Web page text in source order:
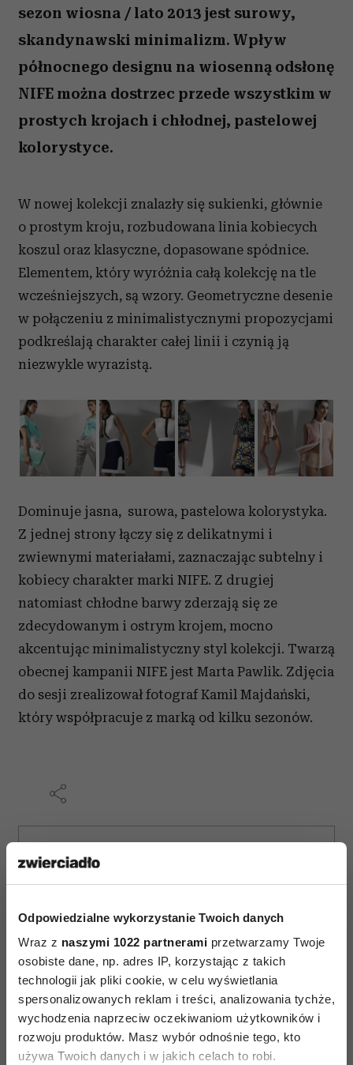
Odpowiedzialne wykorzystanie Twoich danych
Wraz z naszymi 1022 partnerami przetwarzamy Twoje
osobiste dane, np. adres IP, korzystając z takich
technologii jak pliki cookie, w celu wyświetlania
spersonalizowanych reklam i treści, analizowania tychże,
wychodzenia naprzeciw oczekiwaniom użytkowników i
rozwoju produktów. Masz wybór odnośnie tego, kto
używa Twoich danych i w jakich celach to robi.
sezon wiosna / lato 2013 jest surowy,
skandynawski minimalizm. Wpływ
północnego designu na wiosenną odsłonę
NIFE można dostrzec przede wszystkim w
prostych krojach i chłodnej, pastelowej
kolorystyce.
W nowej kolekcji znalazły się sukienki, głównie
o prostym kroju, rozbudowana linia kobiecych
koszul oraz klasyczne, dopasowane spódnice.
Elementem, który wyróżnia całą kolekcję na tle
wcześniejszych, są wzory. Geometryczne desenie
w połączeniu z minimalistycznymi propozycjami
podkreślają charakter całej linii i czynią ją
niezwykle wyrazistą.
Dominuje jasna, surowa, pastelowa kolorystyka.
Z jednej strony łączy się z delikatnymi i
zwiewnymi materiałami, zaznaczając subtelny i
kobiecy charakter marki NIFE. Z drugiej
natomiast chłodne barwy zderzają się ze
zdecydowanym i ostrym krojem, mocno
akcentując minimalistyczny styl kolekcji. Twarzą
obecnej kampanii NIFE jest Marta Pawlik. Zdjęcia
do sesji zrealizował fotograf Kamil Majdański,
który współpracuje z marką od kilku sezonów.